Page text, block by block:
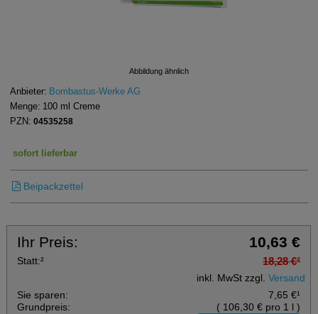
Abbildung ähnlich
Anbieter: Bombastus-Werke AG
Menge: 100 ml Creme
PZN: 04535258
sofort lieferbar
Beipackzettel
Ihr Preis: 10,63 €
Statt:² 18,28 €²
inkl. MwSt zzgl.Versand
Sie sparen:
7,65 €¹
Grundpreis:
( 106,30 € pro 1 l)